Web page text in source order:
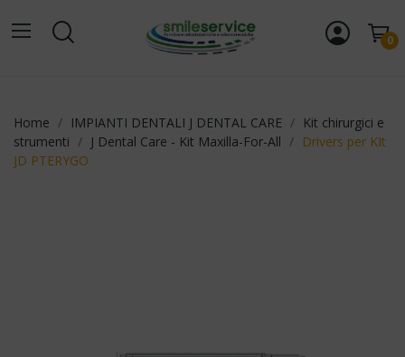
0
Home IMPIANTI DENTALI J DENTAL CARE
Kit chirurgici e
strumenti
J Dental Care - Kit Maxilla-For-All
Drivers per KIt
JD PTERYGO